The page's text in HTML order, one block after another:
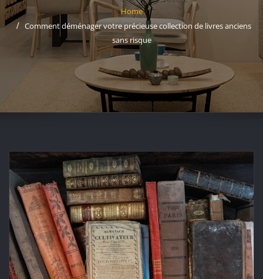
Home
Comment déménager votre précieuse collection de livres anciens
sans risque